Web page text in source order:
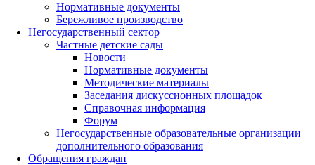
Нормативные документы
Бережливое производство
Негосударственный сектор
Частные детские сады
Новости
Нормативные документы
Методические материалы
Заседания дискуссионных площадок
Справочная информация
Форум
Негосударственные образовательные организации
дополнительного образования
Обращения граждан